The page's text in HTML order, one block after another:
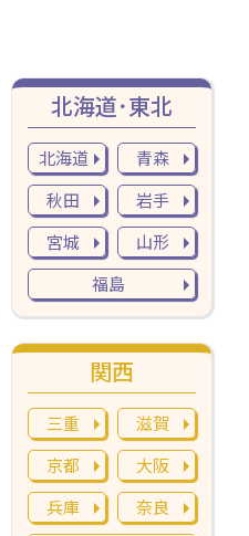
関西
三重
滋賀
京都
大阪
兵庫
奈良
北海道･東北
北海道
青森
秋田
岩手
宮城
山形
福島